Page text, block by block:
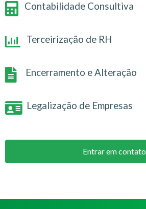
Contabilidade Consultiva
Terceirização de RH
Encerramento e Alteração
Legalização de Empresas
Entrar em contato